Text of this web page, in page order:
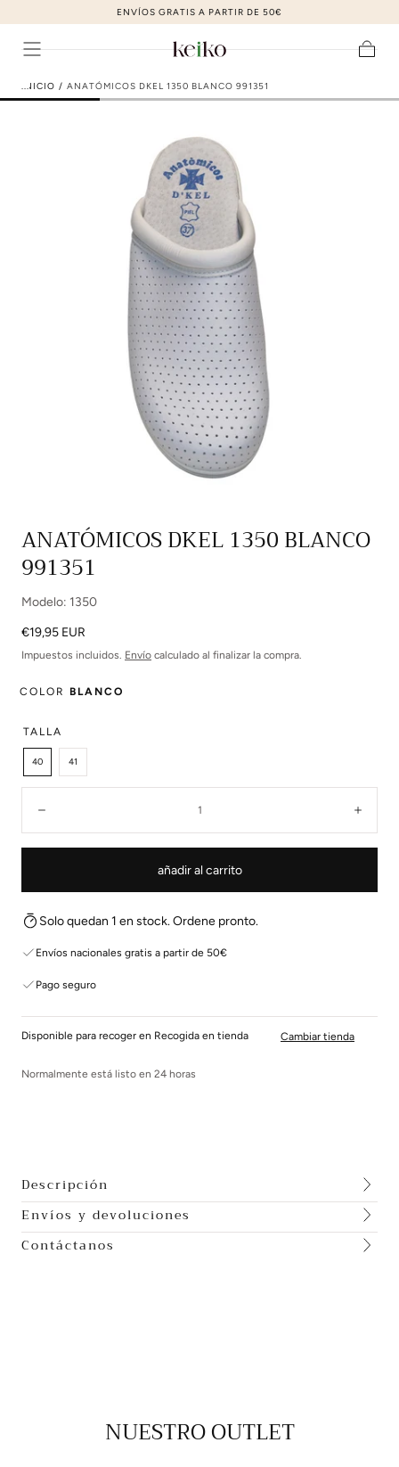
ir al contenido
ZAPATOS DE MODA AL MEJOR PRECIO
multimedia
en
modal
INICIO / ANATÓMICOS DKEL 1350 BLANCO 991351
ANATÓMICOS DKEL 1350 BLANCO
991351
Modelo: 1350
Precio
regular
€19,95 EUR
Impuestos incluidos. Envío calculado al finalizar la compra.
COLOR BLANCO
TALLA
40 41
añadir al carrito
Solo quedan 1 en stock. Ordene pronto.
Envíos nacionales gratis a partir de 50€
Pago seguro
Disponible para recoger en Recogida en tienda
Normalmente está listo en 24 horas
Cambiar tienda
Descripción
Envíos y devoluciones
Contáctanos
NUESTRO OUTLET